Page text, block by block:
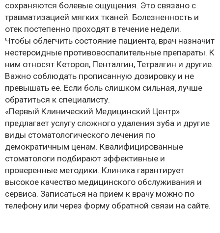
сохраняются болевые ощущения. Это связано с
травматизацией мягких тканей. Болезненность и
отек постепенно проходят в течение недели.
Чтобы облегчить состояние пациента, врач назначит
нестероидные противовоспалительные препараты. К
ним относят Кеторол, Пенталгин, Тетралгин и другие.
Важно соблюдать прописанную дозировку и не
превышать ее. Если боль слишком сильная, лучше
обратиться к специалисту.
«Первый Клинический Медицинский Центр»
предлагает услугу сложного удаления зуба и другие
виды стоматологического лечения по
демократичным ценам. Квалифицированные
стоматологи подбирают эффективные и
проверенные методики. Клиника гарантирует
высокое качество медицинского обслуживания и
сервиса. Записаться на прием к врачу можно по
телефону или через форму обратной связи на сайте.